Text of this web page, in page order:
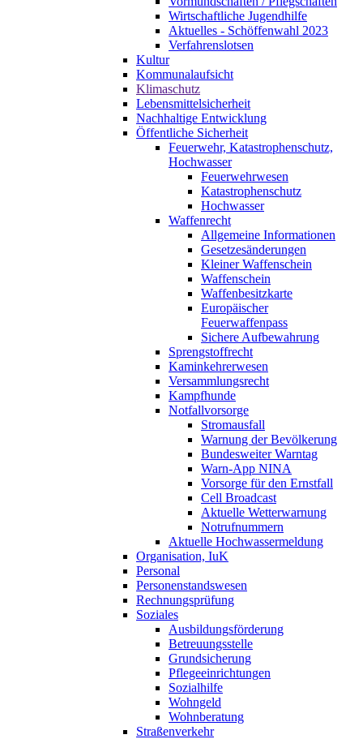
Wirtschaftliche Jugendhilfe
Aktuelles - Schöffenwahl 2023
Verfahrenslotsen
Kultur
Kommunalaufsicht
Klimaschutz
Lebensmittelsicherheit
Nachhaltige Entwicklung
Öffentliche Sicherheit
Feuerwehr, Katastrophenschutz,
Hochwasser
Feuerwehrwesen
Katastrophenschutz
Hochwasser
Waffenrecht
Allgemeine Informationen
Gesetzesänderungen
Kleiner Waffenschein
Waffenschein
Waffenbesitzkarte
Europäischer
Feuerwaffenpass
Sichere Aufbewahrung
Sprengstoffrecht
Kaminkehrerwesen
Versammlungsrecht
Kampfhunde
Notfallvorsorge
Stromausfall
Warnung der Bevölkerung
Bundesweiter Warntag
Warn-App NINA
Vorsorge für den Ernstfall
Cell Broadcast
Aktuelle Wetterwarnung
Notrufnummern
Aktuelle Hochwassermeldung
Organisation, IuK
Personal
Personenstandswesen
Rechnungsprüfung
Soziales
Ausbildungsförderung
Betreuungsstelle
Grundsicherung
Pflegeeinrichtungen
Sozialhilfe
Wohngeld
Wohnberatung
Straßenverkehr